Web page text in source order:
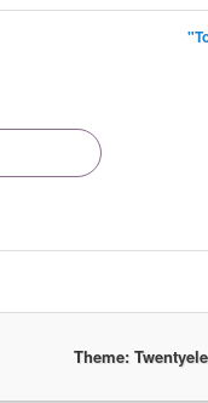
Theme: